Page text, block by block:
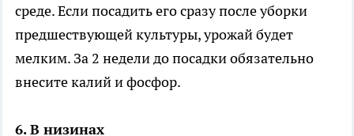
среде. Если посадить его сразу после уборки
предшествующей культуры, урожай будет
мелким. За 2 недели до посадки обязательно
внесите калий и фосфор.
6. В низинах